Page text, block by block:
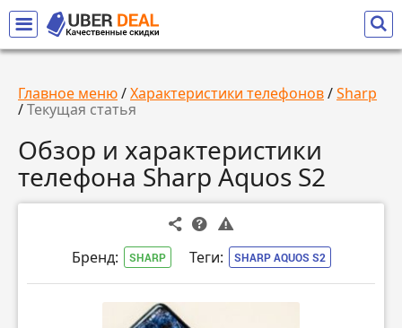
Главное меню/Характеристики телефонов/Sharp
/Текущая статья
Обзор и характеристики
телефона Sharp Aquos S2
Бренд: SHARP Теги: SHARP AQUOS S2